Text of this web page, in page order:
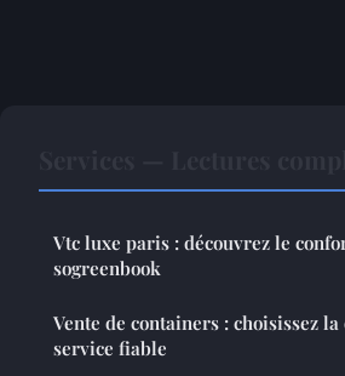
Vtc luxe paris : découvrez le
sogreenbook
Vente de containers : choisissez
service fiable